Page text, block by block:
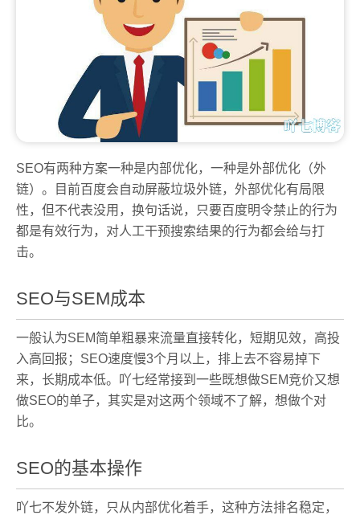
SEO有两种方案一种是内部优化，一种是外部优化（外
链）。目前百度会自动屏蔽垃圾外链，外部优化有局限
性，但不代表没用，换句话说，只要百度明令禁止的行为
都是有效行为，对人工干预搜索结果的行为都会给与打
击。
SEO与SEM成本
一般认为SEM简单粗暴来流量直接转化，短期见效，高投
入高回报；SEO速度慢3个月以上，排上去不容易掉下
来，长期成本低。吖七经常接到一些既想做SEM竞价又想
做SEO的单子，其实是对这两个领域不了解，想做个对
比。
SEO的基本操作
吖七不发外链，只从内部优化着手，这种方法排名稳定，